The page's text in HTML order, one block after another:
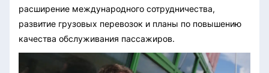
расширение международного сотрудничества,
развитие грузовых перевозок и планы по повышению
качества обслуживания пассажиров.